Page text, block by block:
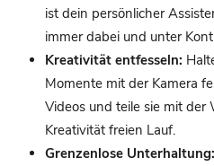
ist dein persönlicher
immer dabei und unter
Kreativität entfesseln:
Momente mit der Kamera
Videos und teile sie mit der
Kreativität freien Lauf.
Grenzenlose Unterhaltung: